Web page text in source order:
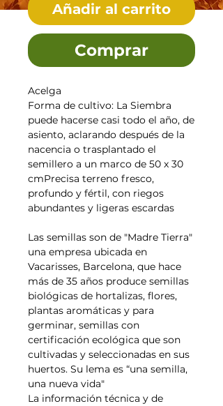
Añadir al carrito
Comprar
Acelga
Forma de cultivo: La Siembra
puede hacerse casi todo el año, de
asiento, aclarando después de la
nacencia o trasplantado el
semillero a un marco de 50 x 30
cmPrecisa terreno fresco,
profundo y fértil, con riegos
abundantes y ligeras escardas
Las semillas son de "Madre Tierra"
una empresa ubicada en
Vacarisses, Barcelona, que hace
más de 35 años produce semillas
biológicas de hortalizas, flores,
plantas aromáticas y para
germinar, semillas con
certificación ecológica que son
cultivadas y seleccionadas en sus
huertos. Su lema es “una semilla,
una nueva vida"
La información técnica y de